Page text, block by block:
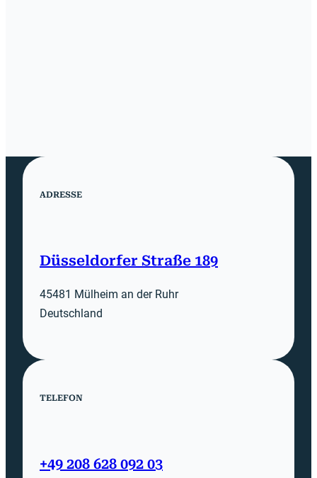
ADRESSE
Düsseldorfer Straße 189
45481 Mülheim an der Ruhr
Deutschland
TELEFON
+49 208 628 092 03